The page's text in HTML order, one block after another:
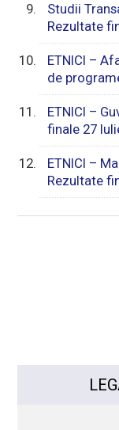
Studii
Rezultate
ETNICI –
de
ETNICI –
finale 27
ETNICI –
Rezultate